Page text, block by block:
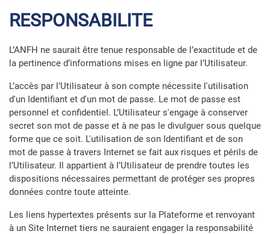
RESPONSABILITE
L’ANFH ne saurait être tenue responsable de l’exactitude et de
la pertinence d’informations mises en ligne par l’Utilisateur.
L’accès par l’Utilisateur à son compte nécessite l'utilisation
d'un Identifiant et d'un mot de passe. Le mot de passe est
personnel et confidentiel. L’Utilisateur s'engage à conserver
secret son mot de passe et à ne pas le divulguer sous quelque
forme que ce soit. L'utilisation de son Identifiant et de son
mot de passe à travers Internet se fait aux risques et périls de
l’Utilisateur. Il appartient à l’Utilisateur de prendre toutes les
dispositions nécessaires permettant de protéger ses propres
données contre toute atteinte.
Les liens hypertextes présents sur la Plateforme et renvoyant
à un Site Internet tiers ne sauraient engager la responsabilité